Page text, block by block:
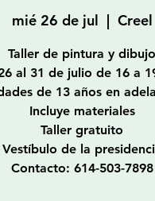
mié 26 de jul
  |
Creel
Taller de pintura y dibujo
al 31 de julio de 16 a
de 13 años en
Incluye materiales
Taller gratuito
Vestíbulo de la
Contacto: 614-503-7898